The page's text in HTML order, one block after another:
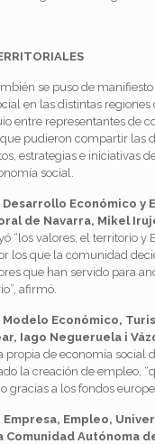
se puso de
en las distintas regiones
entre representantes de
pudieron compartir las
estrategias e iniciativas
social.
Económico y
de Navarra, Mikel
“los valores, el territorio y
los que la comunidad
que han servido para
afirmó.
Económico,
Iago Negueruela i
propia de economía social
la creación de empleo,
gracias a los fondos
Empleo,
Comunidad Autónoma